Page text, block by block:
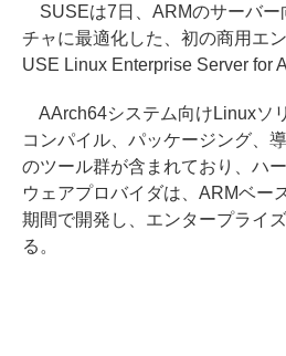
SUSEは7日、ARMのサーバー
チャに最適化した、初の商用エ
USE Linux Enterprise Server for
AArch64システム向けLinuxソ
コンパイル、パッケージング、
のツール群が含まれており、ハ
ウェアプロバイダは、ARMベー
期間で開発し、エンタープライ
る。